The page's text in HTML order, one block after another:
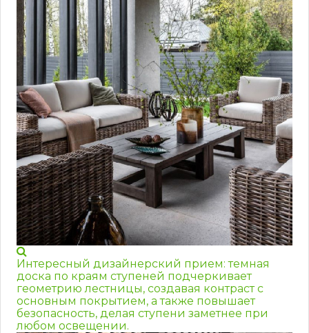
Интересный дизайнерский прием: темная
доска по краям ступеней подчеркивает
геометрию лестницы, создавая контраст с
основным покрытием, а также повышает
безопасность, делая ступени заметнее при
любом освещении.